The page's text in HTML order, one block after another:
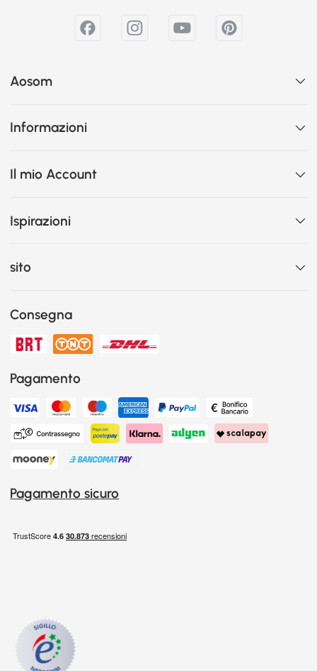
Aosom
Informazioni
Il mio Account
Ispirazioni
sito
Consegna
Pagamento
Pagamento sicuro